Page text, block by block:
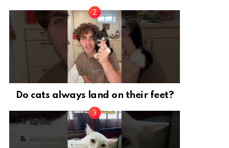
Do cats always land on their feet?